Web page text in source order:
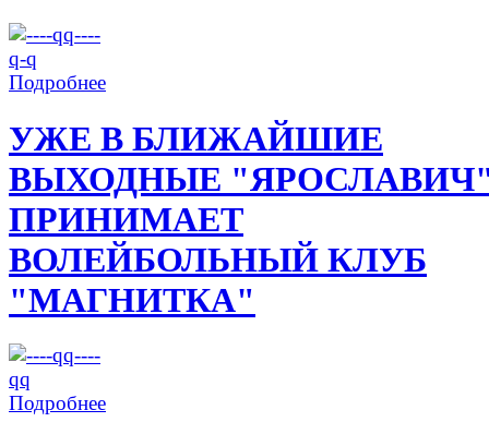
Подробнее
УЖЕ В БЛИЖАЙШИЕ
ВЫХОДНЫЕ
ПРИНИМАЕТ
ВОЛЕЙБОЛЬНЫЙ КЛУБ
"МАГНИТКА"
Подробнее